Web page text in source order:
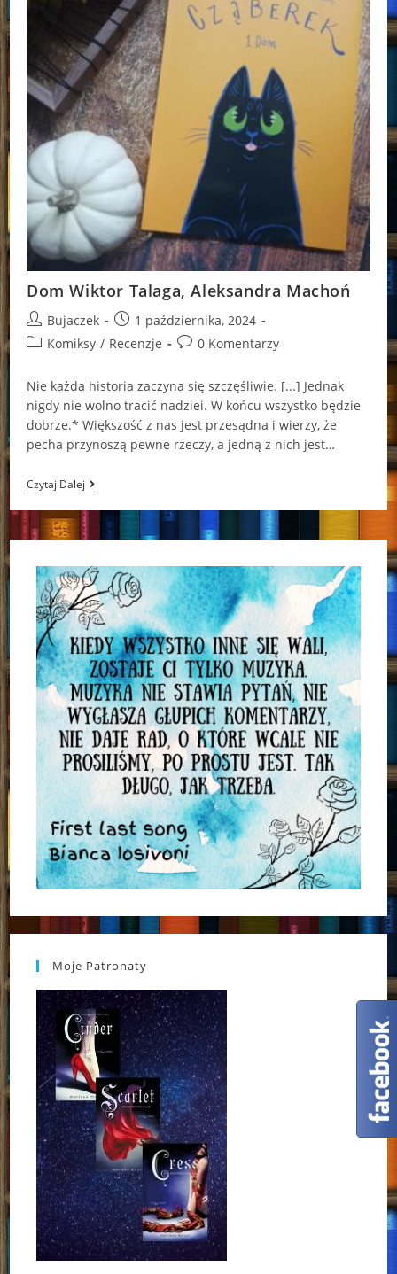
Dom Wiktor Talaga, Aleksandra Machoń
Post
author:
Bujaczek
Post
published:
1 października, 2024
PostKomiksy / Recenzje
Post0 Komentarzy
Nie każda historia zaczyna się szczęśliwie. [...] Jednak
nigdy nie wolno tracić nadziei. W końcu wszystko będzie
dobrze.* Większość z nas jest przesądna i wierzy, że
pecha przynoszą pewne rzeczy, a jedną z nich jest…
Czytaj DalejDom
Wiktor
Talaga,
Aleksandra
Machoń
Moje Patronaty